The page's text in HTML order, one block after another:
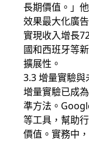
長期價值。」
效果最大化廣
實現收入增長
國和西班牙等
擴展性。
3.3 增量實驗
增量實驗已成
準方法。
等工具，幫助
價值。實務中